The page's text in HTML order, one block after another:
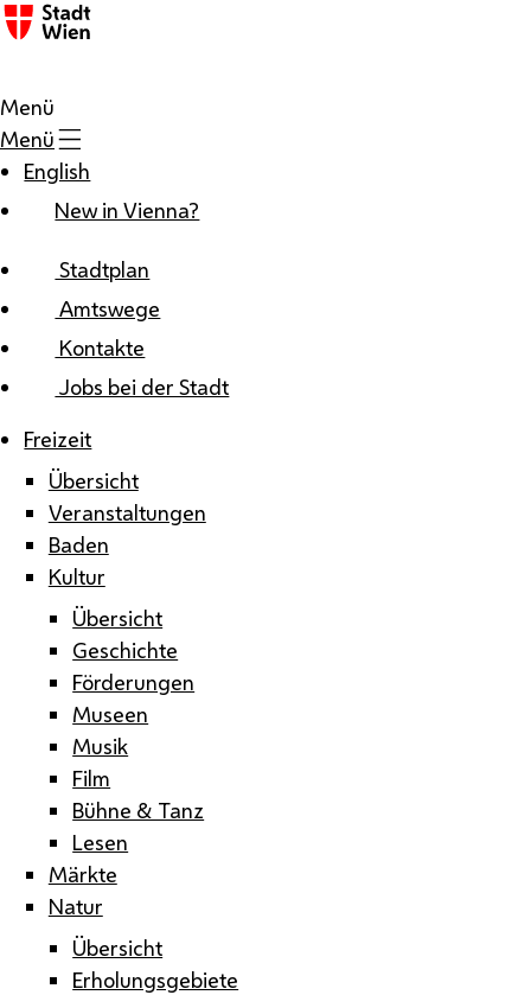
Zum Inhalt
Menü
Menü
English
New in Vienna?
Stadtplan
Amtswege
Kontakte
Jobs bei der Stadt
Freizeit
Übersicht
Veranstaltungen
Baden
Kultur
Übersicht
Geschichte
Förderungen
Museen
Musik
Film
Bühne & Tanz
Lesen
Märkte
Natur
Übersicht
Erholungsgebiete